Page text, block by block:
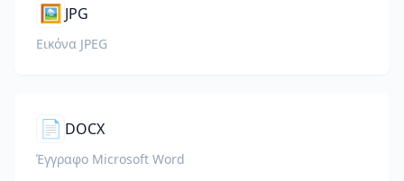
🖼️ JPG
Εικόνα JPEG
📄 DOCX
Έγγραφο Microsoft Word